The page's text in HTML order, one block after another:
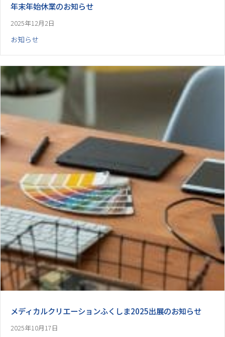
年末年始休業のお知らせ
2025年12月2日
お知らせ
メディカルクリエーションふくしま2025出展のお知らせ
2025年10月17日